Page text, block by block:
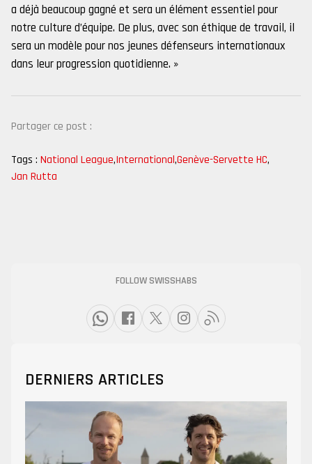
a déjà beaucoup gagné et sera un élément essentiel pour
notre culture d’équipe. De plus, avec son éthique de travail, il
sera un modèle pour nos jeunes défenseurs internationaux
dans leur progression quotidienne. »
Partager ce post :
Tags : National League,International,Genève-Servette HC,
Jan Rutta
FOLLOW SWISSHABS
DERNIERS ARTICLES